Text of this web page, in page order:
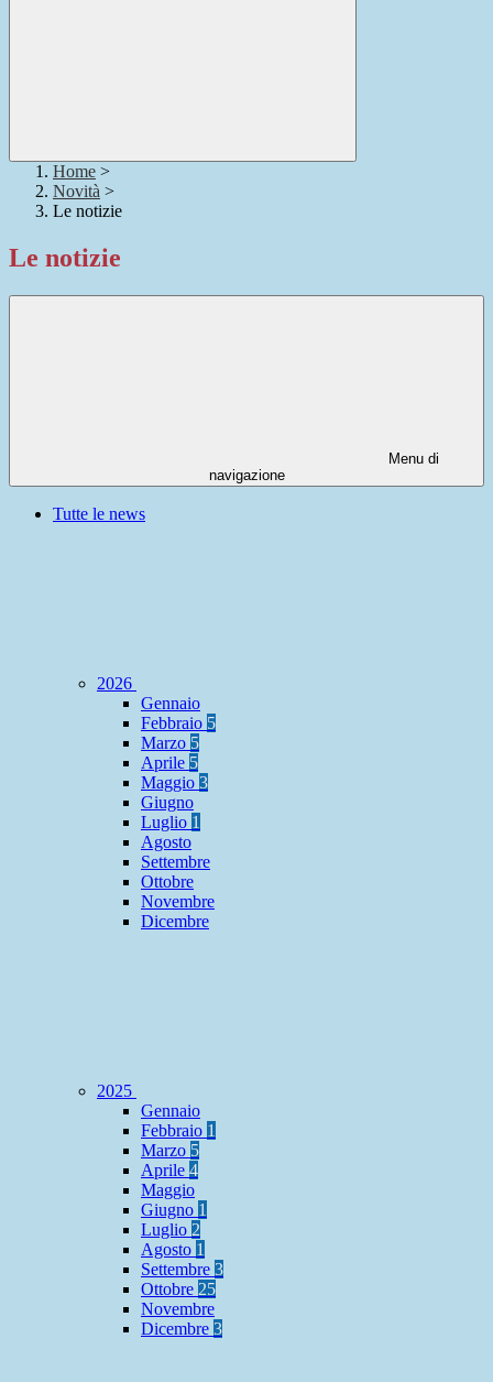
Home >
Novità >
Le notizie
Le notizie
Menu di
navigazione
Tutte le news
2026
Gennaio
Febbraio 5
Marzo 5
Aprile 5
Maggio 3
Giugno
Luglio 1
Agosto
Settembre
Ottobre
Novembre
Dicembre
2025
Gennaio
Febbraio 1
Marzo 5
Aprile 4
Maggio
Giugno 1
Luglio 2
Agosto 1
Settembre 3
Ottobre 25
Novembre
Dicembre 3